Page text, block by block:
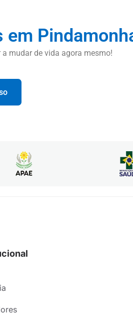
mudar de vida agora mesmo!